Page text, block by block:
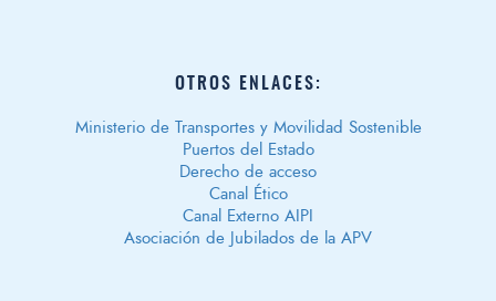
OTROS ENLACES:
Ministerio de Transportes y Movilidad Sostenible
Puertos del Estado
Derecho de acceso
Canal Ético
Canal Externo AIPI
Asociación de Jubilados de la APV